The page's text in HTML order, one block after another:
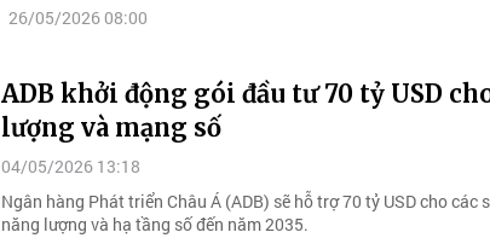
26/05/2026 08:00
ADB khởi động gói đầu tư 70 tỷ USD
lượng và mạng số
04/05/2026 13:18
Ngân hàng Phát triển Châu Á (ADB) sẽ hỗ trợ 70 tỷ USD cho các
năng lượng và hạ tầng số đến năm 2035.